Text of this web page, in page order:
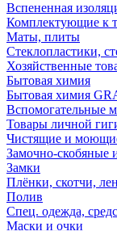
Вспененная
Комплектующие к
Маты, плиты
Стеклопластики,
Хозяйственные
Бытовая химия
Бытовая химия
Вспомогательные
Товары личной
Чистящие и
Замочно-скобяные
Замки
Плёнки, скотчи,
Полив
Спец. одежда,
Маски и очки